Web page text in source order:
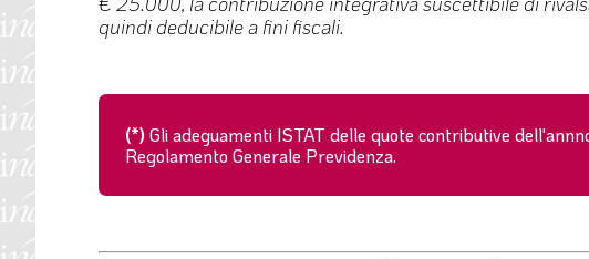
quindi deducibile a fini fiscali.
(*) Gli adeguamenti ISTAT delle quote contributive
Regolamento Generale Previdenza.